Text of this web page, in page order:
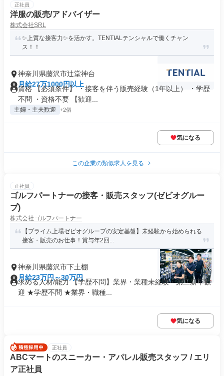
正社員
洋服の販売/アドバイザー
株式会社SRL
✨上質な接客力✨を活かす。TENTIALテンシャルで働くチャン
ス！！
神奈川県藤沢市辻堂神台
月給27万1000円以上
資格 【必須条件】 ・接客を伴う販売経験（1年以上） ・学歴
不問 ・資格不要 【歓迎...
主婦・主夫歓迎 +2個
気になる
この企業の類似求人を見る
正社員
ゴルフパートナーの接客・販売スタッフ(ゼビオグルー
プ)
株式会社ゴルフパートナー
【プライム上場ゼビオグループの安定基盤】未経験から始められる
接客・販売のお仕事！賞与年2回...
神奈川県藤沢市下土棚
月給23万円～30万円
求める人材/能力 【学歴不問】業界・業種未経験・第⼆新卒歓
迎 ★学歴不問 ★業界・職種...
気になる
正社員
ABCマートのスニーカー・アパレル販売スタッフ / エリ
ア正社員